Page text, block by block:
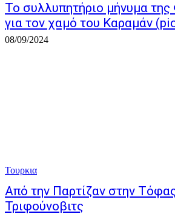
Το συλλυπητήριο μήνυμα
για τον χαμό του Καραμάν
08/09/2024
Τουρκια
Από την Παρτίζαν στην
Τριφούνοβιτς